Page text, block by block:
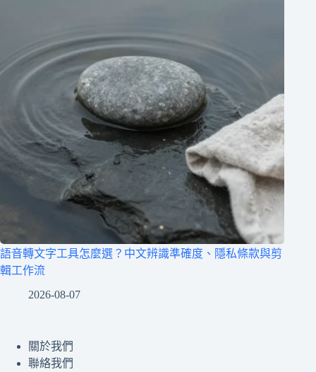
語音轉文字工具怎麼選？中文辨識準確度、隱私條款與剪
輯工作流
2026-08-07
關於我們
聯絡我們